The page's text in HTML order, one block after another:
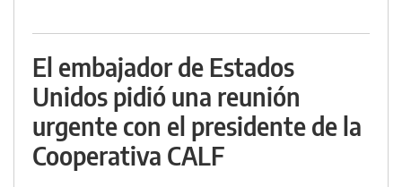
El embajador de Estados
Unidos pidió una reunión
urgente con el presidente de la
Cooperativa CALF